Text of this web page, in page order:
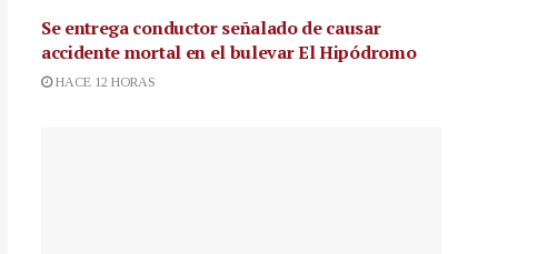
Se entrega conductor señalado de causar
accidente mortal en el bulevar El Hipódromo
HACE 12 HORAS